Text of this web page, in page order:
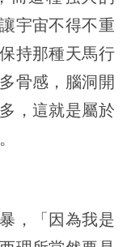
宇宙不得不重
持那種天馬行
骨感，腦洞開
，這就是屬於
，「因為我是